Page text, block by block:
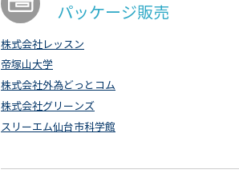
パッケージ販売
株式会社レッスン
帝塚山大学
株式会社外為どっとコム
株式会社グリーンズ
スリーエム仙台市科学館